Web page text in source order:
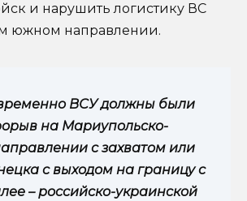
и нарушить логистику ВС
южном направлении.
ВСУ должны были
на Мариупольско-
с захватом или
с выходом на границу с
– российско-украинской